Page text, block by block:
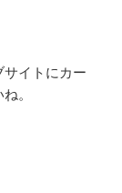
イトにカー
。